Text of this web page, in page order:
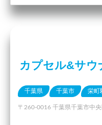
カプセル&サウ
千葉県 千葉市 栄町
〒260-0016 千葉県千葉市中